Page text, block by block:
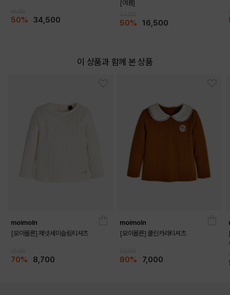
PRODUCT VIEW
50% 34,500
[여름]
50% 16,500
이 상품과 함께 본 상품
moimoln
[모이몰른] 제넷세미슬림티셔츠
70% 8,700
moimoln
[모이몰른] 콜린카라티셔츠
80% 7,000